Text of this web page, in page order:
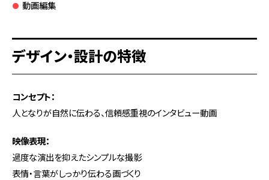
動画編集
デザイン・設計の特徴
コンセプト：
人となりが自然に伝わる、信頼感重視のインタビュー動画
映像表現：
過度な演出を抑えたシンプルな撮影
表情・言葉がしっかり伝わる画づくり